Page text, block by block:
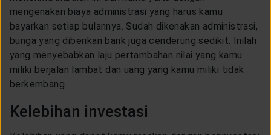
mengenakan biaya administrasi yang harus kamu
bayarkan setiap bulannya. Sudah dikenakan administrasi,
bunga yang diberikan bank juga cenderung sedikit. Inilah
yang menyebabkan laju pertambahan nilai yang kamu
miliki berjalan lambat dan uang yang kamu miliki tidak
berkembang.
Kelebihan investasi